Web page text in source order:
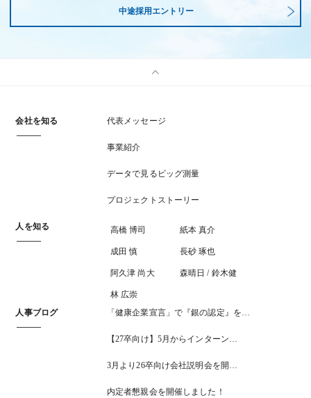
中途採用エントリー
会社を知る 代表メッセージ
事業紹介
データで見るビッグ測量
プロジェクトストーリー
人を知る 高橋 博司 紙本 真介
成田 慎 長砂 琢也
阿久津 尚大 森晴日 / 鈴木健
林 広崇
人事ブログ
「健康企業宣言」で『銀の認定』を…
【27卒向け】5月からインターン…
3月より26卒向け会社説明会を開…
内定者懇親会を開催しました！